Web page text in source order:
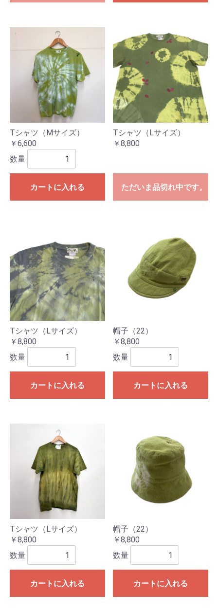
Tシャツ（Mサイズ）
￥6,600
数量
カートに入れる
Tシャツ（Lサイズ）
￥8,800
ただいま品切れ中です。
Tシャツ（Lサイズ）
￥8,800
数量
カートに入れる
帽子（22）
￥8,800
数量
カートに入れる
Tシャツ（Lサイズ）
￥8,800
数量
カートに入れる
帽子（22）
￥8,800
数量
カートに入れる